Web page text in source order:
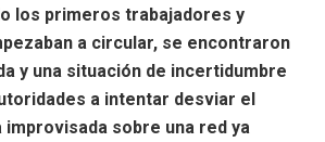
los primeros trabajadores y
a circular, se encontraron
y una situación de incertidumbre
a intentar desviar el
sobre una red ya